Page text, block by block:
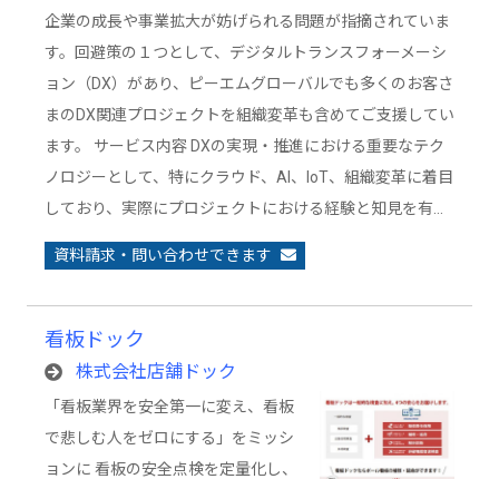
企業の成長や事業拡大が妨げられる問題が指摘されていま
す。回避策の１つとして、デジタルトランスフォーメーシ
ョン（DX）があり、ピーエムグローバルでも多くのお客さ
まのDX関連プロジェクトを組織変革も含めてご支援してい
ます。 サービス内容 DXの実現・推進における重要なテク
ノロジーとして、特にクラウド、AI、IoT、組織変革に着目
しており、実際にプロジェクトにおける経験と知見を有…
資料請求・問い合わせできます
看板ドック
株式会社店舗ドック
「看板業界を安全第一に変え、看板
で悲しむ人をゼロにする」をミッシ
ョンに 看板の安全点検を定量化し、